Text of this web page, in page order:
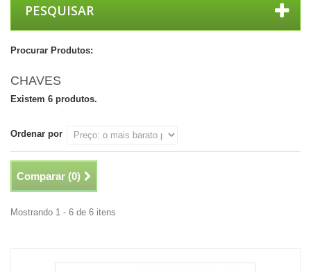
PESQUISAR
Procurar Produtos:
CHAVES
Existem 6 produtos.
Ordenar por
Comparar (0)
Mostrando 1 - 6 de 6 itens